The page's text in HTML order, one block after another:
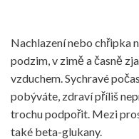
Nachlazení nebo chřipka
podzim, v zimě a časně
vzduchem. Sychravé
pobýváte, zdraví příliš
trochu podpořit. Mezi
také beta-glukany.